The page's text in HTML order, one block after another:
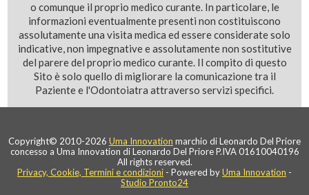
o comunque il proprio medico curante. In particolare, le
informazioni eventualmente presenti non costituiscono
assolutamente una visita medica ed essere considerate solo
indicative, non impegnative e assolutamente non sostitutive
del parere del proprio medico curante. Il compito di questo
Sito è solo quello di migliorare la comunicazione tra il
Paziente e l'Odontoiatra attraverso servizi specifici.
Copyright© 2010-2026 Uma Innovation marchio di Leonardo Del Priore
concesso a Uma Innovation di Leonardo Del Priore P.IVA 01610040196
All rights reserved.
Privacy, Cookie, Termini e condizioni - Powered byUma Innovation -
Studio Pronto24